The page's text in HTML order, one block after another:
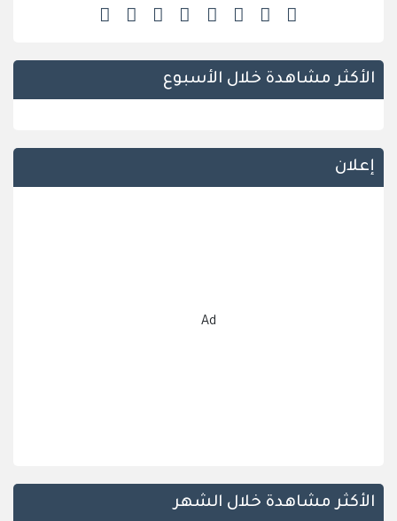
الأكثر مشاهدة خلال الأسبوع
إعلان
Ad
الأكثر مشاهدة خلال الشهر